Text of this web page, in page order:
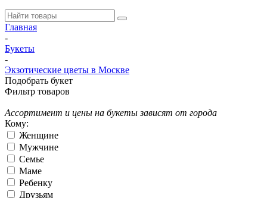
Главная
-
Букеты
-
Экзотические цветы в Москве
Подобрать букет
Фильтр товаров
Ассортимент и цены на букеты зависят от города
Кому:
Женщине
Мужчине
Семье
Маме
Ребенку
Друзьям